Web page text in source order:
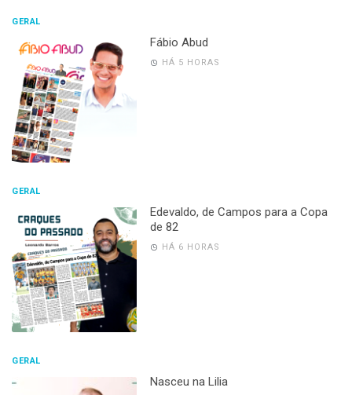
GERAL
Fábio Abud
HÁ 5 HORAS
GERAL
Edevaldo, de Campos para a Copa
de 82
HÁ 6 HORAS
GERAL
Nasceu na Lilia